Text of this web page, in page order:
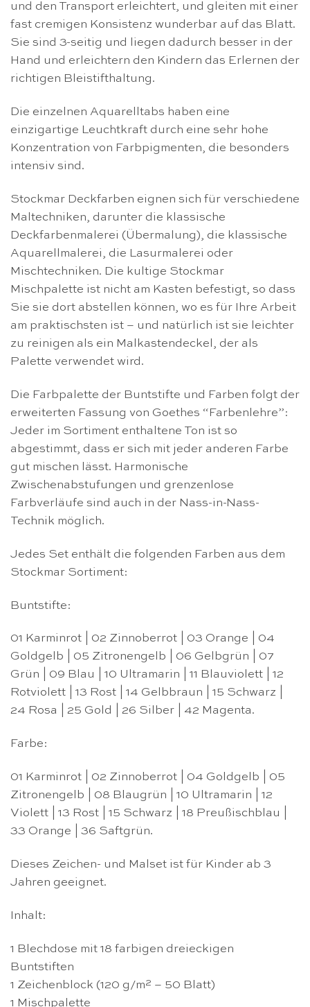
und den Transport erleichtert, und gleiten mit einer
fast cremigen Konsistenz wunderbar auf das Blatt.
Sie sind 3-seitig und liegen dadurch besser in der
Hand und erleichtern den Kindern das Erlernen der
richtigen Bleistifthaltung.
Die einzelnen Aquarelltabs haben eine
einzigartige Leuchtkraft durch eine sehr hohe
Konzentration von Farbpigmenten, die besonders
intensiv sind.
Stockmar Deckfarben eignen sich für verschiedene
Maltechniken, darunter die klassische
Deckfarbenmalerei (Übermalung), die klassische
Aquarellmalerei, die Lasurmalerei oder
Mischtechniken. Die kultige Stockmar
Mischpalette ist nicht am Kasten befestigt, so dass
Sie sie dort abstellen können, wo es für Ihre Arbeit
am praktischsten ist – und natürlich ist sie leichter
zu reinigen als ein Malkastendeckel, der als
Palette verwendet wird.
Die Farbpalette der Buntstifte und Farben folgt der
erweiterten Fassung von Goethes “Farbenlehre”:
Jeder im Sortiment enthaltene Ton ist so
abgestimmt, dass er sich mit jeder anderen Farbe
gut mischen lässt. Harmonische
Zwischenabstufungen und grenzenlose
Farbverläufe sind auch in der Nass-in-Nass-
Technik möglich.
Jedes Set enthält die folgenden Farben aus dem
Stockmar Sortiment:
Buntstifte:
01 Karminrot | 02 Zinnoberrot | 03 Orange | 04
Goldgelb | 05 Zitronengelb | 06 Gelbgrün | 07
Grün | 09 Blau | 10 Ultramarin | 11 Blauviolett | 12
Rotviolett | 13 Rost | 14 Gelbbraun | 15 Schwarz |
24 Rosa | 25 Gold | 26 Silber | 42 Magenta.
Farbe:
01 Karminrot | 02 Zinnoberrot | 04 Goldgelb | 05
Zitronengelb | 08 Blaugrün | 10 Ultramarin | 12
Violett | 13 Rost | 15 Schwarz | 18 Preußischblau |
33 Orange | 36 Saftgrün.
Dieses Zeichen- und Malset ist für Kinder ab 3
Jahren geeignet.
Inhalt:
1 Blechdose mit 18 farbigen dreieckigen
Buntstiften
1 Zeichenblock (120 g/m² – 50 Blatt)
1 Mischpalette